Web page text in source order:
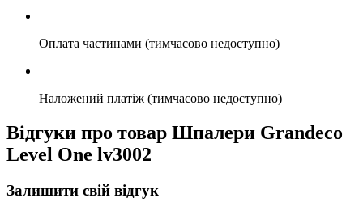
Оплата частинами (тимчасово недоступно)
Наложений платіж (тимчасово недоступно)
Відгуки про товар Шпалери Grandeco
Level One lv3002
Залишити свій відгук